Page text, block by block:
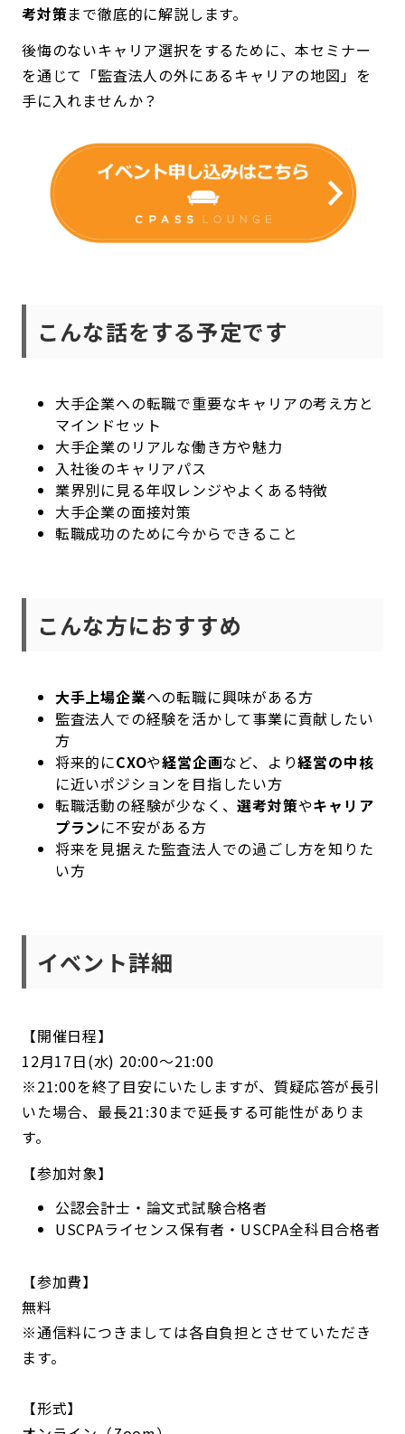
考対策まで徹底的に解説します。
後悔のないキャリア選択をするために、本セミナー
を通じて「監査法人の外にあるキャリアの地図」を
手に入れませんか？
こんな話をする予定です
大手企業への転職で重要なキャリアの考え方と
マインドセット
大手企業のリアルな働き方や魅力
入社後のキャリアパス
業界別に見る年収レンジやよくある特徴
大手企業の面接対策
転職成功のために今からできること
こんな方におすすめ
大手上場企業への転職に興味がある方
監査法人での経験を活かして事業に貢献したい
方
将来的にCXOや経営企画など、より経営の中核
に近いポジションを目指したい方
転職活動の経験が少なく、選考対策やキャリア
プランに不安がある方
将来を見据えた監査法人での過ごし方を知りた
い方
イベント詳細
【開催日程】
12月17日(水) 20:00～21:00
※21:00を終了目安にいたしますが、質疑応答が長引
いた場合、最長21:30まで延長する可能性がありま
す。
【参加対象】
公認会計士・論文式試験合格者
USCPAライセンス保有者・USCPA全科目合格者
【参加費】
無料
※通信料につきましては各自負担とさせていただき
ます。
【形式】